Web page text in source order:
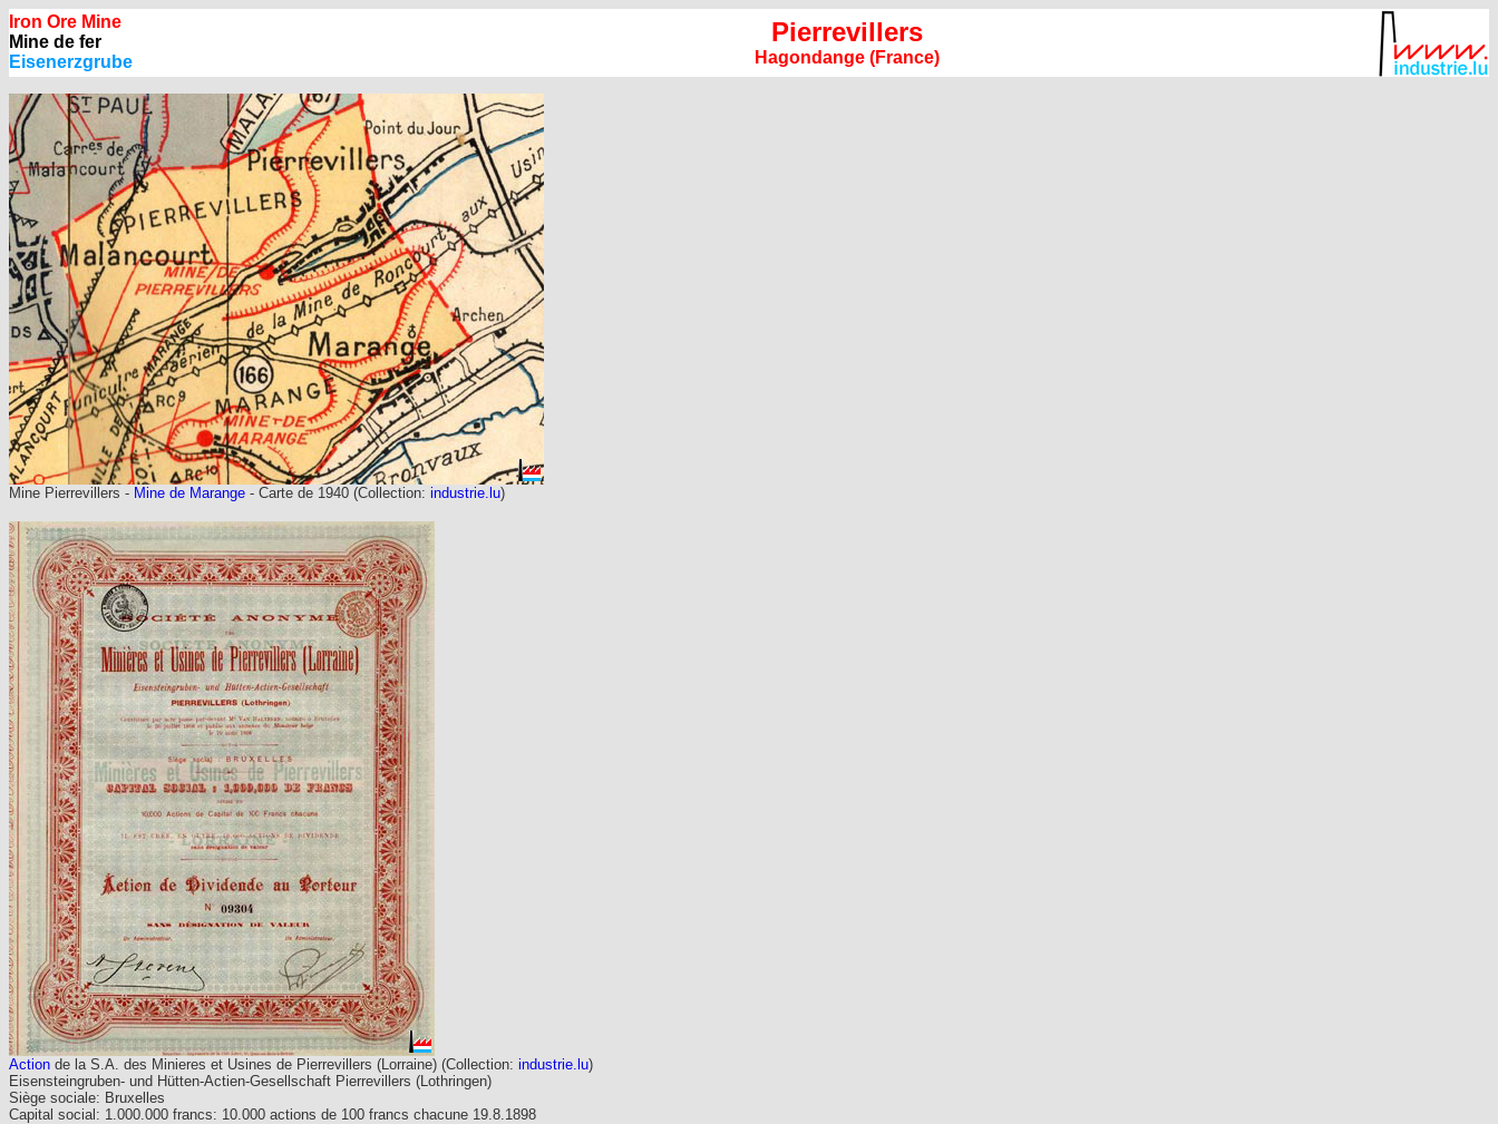
Iron Ore Mine
Mine de fer
Eisenerzgrube
Pierrevillers
Hagondange (France)
Mine Pierrevillers - Mine de Marange - Carte de 1940 (Collection: industrie.lu)
Action de la S.A. des Minieres et Usines de Pierrevillers (Lorraine) (Collection: industrie.lu)
Eisensteingruben- und Hütten-Actien-Gesellschaft Pierrevillers (Lothringen)
Siège sociale: Bruxelles
Capital social: 1.000.000 francs: 10.000 actions de 100 francs chacune 19.8.1898